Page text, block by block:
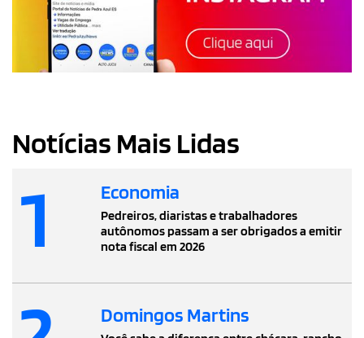
Notícias Mais Lidas
1 Economia
Pedreiros, diaristas e trabalhadores
autônomos passam a ser obrigados a emitir
nota fiscal em 2026
Domingos Martins